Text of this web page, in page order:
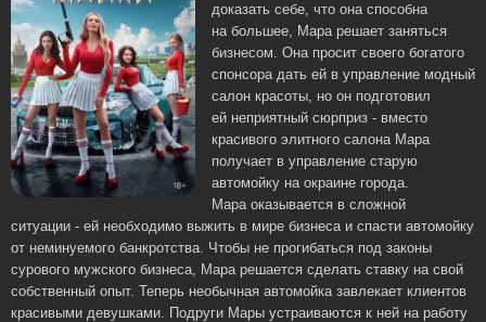
доказать себе, что она способна
на большее, Мара решает заняться
бизнесом. Она просит своего богатого
спонсора дать ей в управление модный
салон красоты, но он подготовил
ей неприятный сюрприз - вместо
красивого элитного салона Мара
получает в управление старую
автомойку на окраине города.
Мара оказывается в сложной
ситуации - ей необходимо выжить в мире бизнеса и спасти автомойку
от неминуемого банкротства. Чтобы не прогибаться под законы
сурового мужского бизнеса, Мара решается сделать ставку на свой
собственный опыт. Теперь необычная автомойка завлекает клиентов
красивыми девушками. Подруги Мары устраиваются к ней на работу